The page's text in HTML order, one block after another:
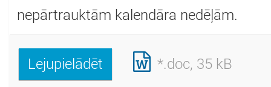
nepārtrauktām kalendāra nedēļām.
Lejupielādēt *.doc, 35 kB